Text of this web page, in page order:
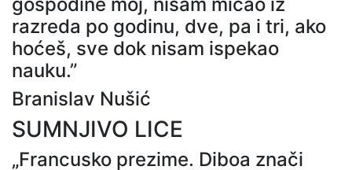
razreda po godinu, dve, pa i tri, ako
hoćeš, sve dok nisam ispekao
nauku.”
Branislav Nušić
SUMNJIVO LICE
„Francusko prezime. Diboa znači